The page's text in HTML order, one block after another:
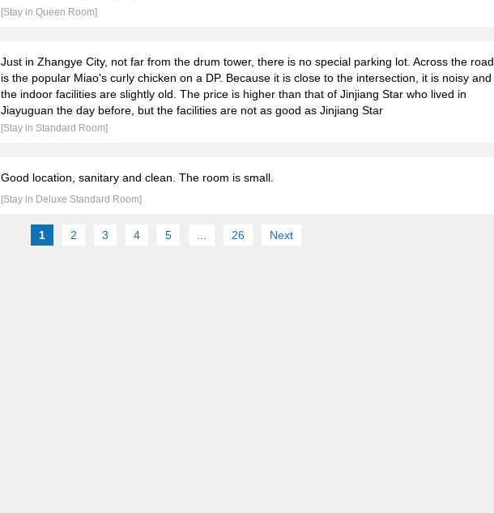
[Stay in Queen Room]
Just in Zhangye City, not far from the drum tower, there is no special parking lot. Across the road
is the popular Miao's curly chicken on a DP. Because it is close to the intersection, it is noisy and
the indoor facilities are slightly old. The price is higher than that of Jinjiang Star who lived in
Jiayuguan the day before, but the facilities are not as good as Jinjiang Star
[Stay in Standard Room]
Good location, sanitary and clean. The room is small.
[Stay in Deluxe Standard Room]
1 2 3 4 5 26 Next